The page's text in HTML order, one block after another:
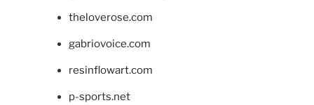
theloverose.com
gabriovoice.com
resinflowart.com
p-sports.net